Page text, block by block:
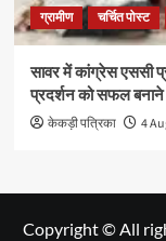
ग्रामीण चर्चित पोस्ट
सावर में कांग्रेस एससी
प्रदर्शन को सफल
केकड़ी पत्रिका 4
Copyright © All